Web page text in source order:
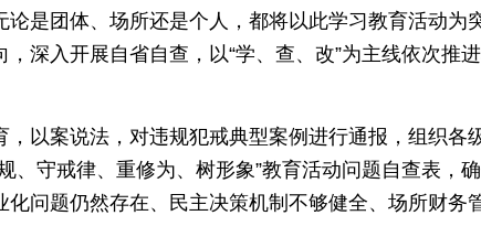
是团体、场所还是个人，都将以此学习教育活动为
深入开展自省自查，以“学、查、改”为主线依次推
以案说法，对违规犯戒典型案例进行通报，组织各
、守戒律、重修为、树形象”教育活动问题自查表，
问题仍然存在、民主决策机制不够健全、场所财务